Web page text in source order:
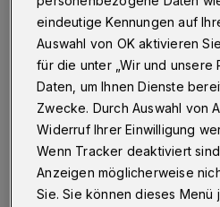
Wuppertal·Betr.: Leserbrief
Friedhelm-Runge-Problem,
Führungsproblem“
07.05.2024 , 11:30 Uhr Eine
eindeutige Kennungen auf
Auswahl von OK aktivieren
für die unter „Wir und unsere
Daten, um Ihnen Dienste
Zwecke. Durch Auswahl von
Widerruf Ihrer Einwilligung
Wenn Tracker deaktiviert
Anzeigen möglicherweise
Sie. Sie können dieses